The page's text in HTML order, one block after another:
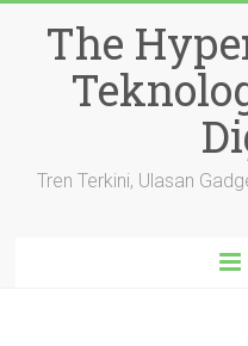
contentThe
Tren Terkini, Ulasan